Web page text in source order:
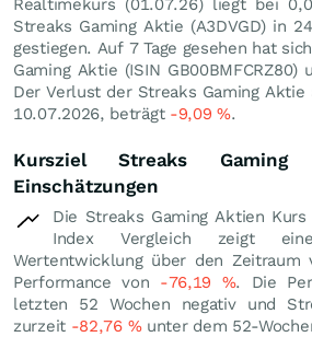
Realtimekurs (01.07.26) liegt bei
Streaks Gaming Aktie (A3DVGD) in
gestiegen. Auf 7 Tage gesehen hat
Gaming Aktie (ISIN GB00BMFCRZ80)
Der Verlust der Streaks Gaming Aktie
10.07.2026, beträgt -9,09%.
Kursziel Streaks Gaming
Einschätzungen
Die Streaks Gaming Aktien
Index Vergleich zeigt
Wertentwicklung über den
Performance von -76,19 %. Die
letzten 52 Wochen negativ und
zurzeit -82,76 %unter dem 52-